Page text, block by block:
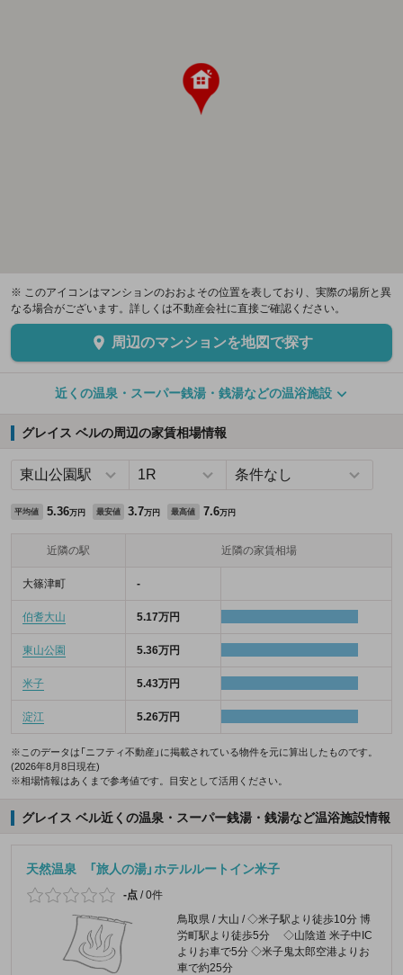
※ このアイコンはマンションのおおよその位置を表しており、実際の場所と異
なる場合がございます。詳しくは不動産会社に直接ご確認ください。
周辺のマンションを地図で探す
近くの温泉・スーパー銭湯・銭湯などの温浴施設
グレイス ベルの周辺の家賃相場情報
平均値 5.36万円 最安値 3.7万円 最高値 7.6万円
近隣の駅 近隣の家賃相場
大篠津町 -
伯耆大山 5.17万円
東山公園 5.36万円
米子 5.43万円
淀江 5.26万円
※このデータは「ニフティ不動産」に掲載されている物件を元に算出したものです。
(2026年8月8日現在)
※相場情報はあくまで参考値です。目安として活用ください。
グレイス ベル近くの温泉・スーパー銭湯・銭湯など温浴施設情報
天然温泉 「旅人の湯」ホテルルートイン米子
-点 /0件
鳥取県 / 大山 / ◇米子駅より徒歩10分 博
労町駅より徒歩5分 ◇山陰道 米子中IC
よりお車で5分 ◇米子鬼太郎空港よりお
車で約25分